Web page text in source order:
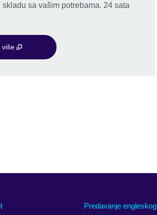
sa vašim potrebama. 24 sata
više
Predavanje engleskog